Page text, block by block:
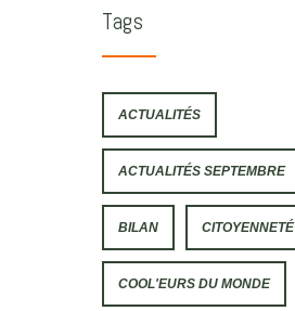
Tags
ACTUALITÉS
ACTUALITÉS SEPTEMBRE
BILAN CITOYENNETÉ
COOL'EURS DU MONDE